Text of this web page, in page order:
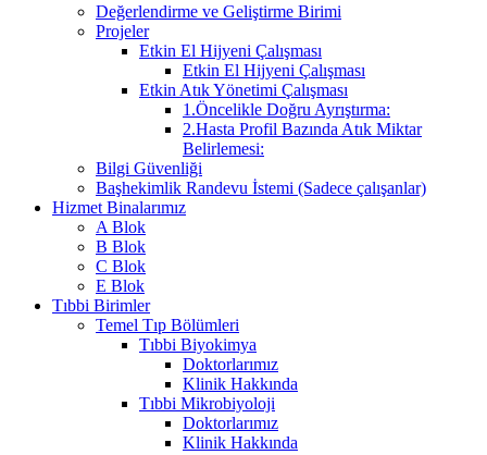
Değerlendirme ve Geliştirme Birimi
Projeler
Etkin El Hijyeni Çalışması
Etkin El Hijyeni Çalışması
Etkin Atık Yönetimi Çalışması
1.Öncelikle Doğru Ayrıştırma:
2.Hasta Profil Bazında Atık Miktar
Belirlemesi:
Bilgi Güvenliği
Başhekimlik Randevu İstemi (Sadece çalışanlar)
Hizmet Binalarımız
A Blok
B Blok
C Blok
E Blok
Tıbbi Birimler
Temel Tıp Bölümleri
Tıbbi Biyokimya
Doktorlarımız
Klinik Hakkında
Tıbbi Mikrobiyoloji
Doktorlarımız
Klinik Hakkında